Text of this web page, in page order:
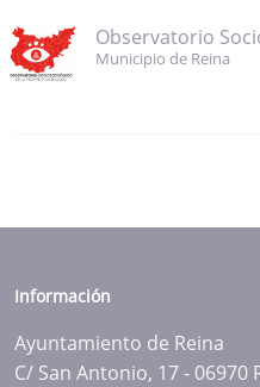
Observatorio
Municipio de Reina
Información
Ayuntamiento de Reina
C/ San Antonio, 17 - 06970